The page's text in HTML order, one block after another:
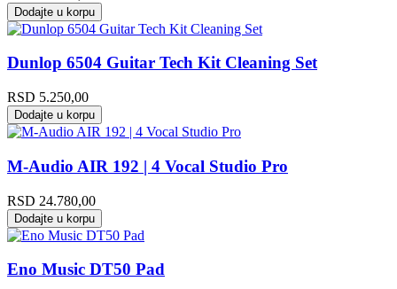
Dodajte u korpu
Dunlop 6504 Guitar Tech Kit Cleaning Set
RSD 5.250,00
Dodajte u korpu
M-Audio AIR 192 | 4 Vocal Studio Pro
RSD 24.780,00
Dodajte u korpu
Eno Music DT50 Pad